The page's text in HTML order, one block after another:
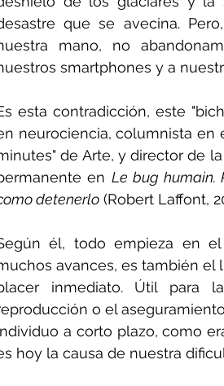
que se avecina.
mano, no
smartphones y a
esta contradicción, este
neurociencia, columnista en
de Arte, y director de
en Le bug humain.
detenerlo (Robert Laffont,
él, todo empieza en
avances, es también el
inmediato. Útil para
o el
a corto plazo, como
hoy la causa de nuestra